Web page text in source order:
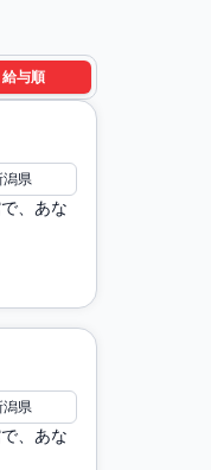
給与順
潟県
、あな
潟県
、あな